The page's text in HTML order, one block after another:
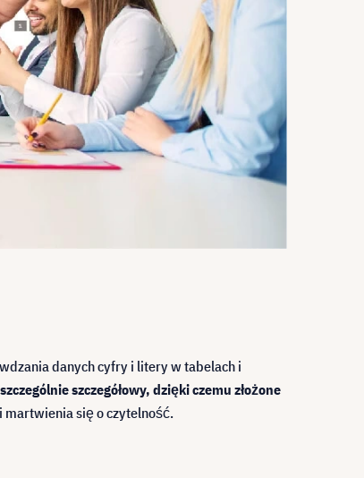
danych cyfry i litery w tabelach i
szczegółowy, dzięki czemu złożone
martwienia się o czytelność.